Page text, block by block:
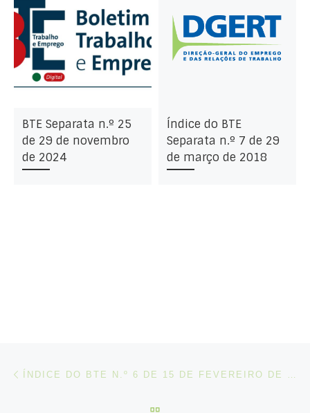
BTE Separata n.º 25
de 29 de novembro
de 2024
Índice do BTE
Separata n.º 7 de 29
de março de 2018
Post navigation